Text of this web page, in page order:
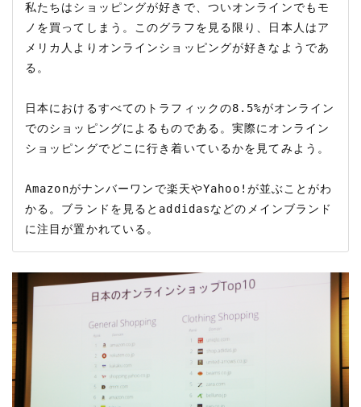
私たちはショッピングが好きで、ついオンラインでもモ
ノを買ってしまう。このグラフを見る限り、日本人はア
メリカ人よりオンラインショッピングが好きなようであ
る。
日本におけるすべてのトラフィックの8.5%がオンライン
でのショッピングによるものである。実際にオンライン
ショッピングでどこに行き着いているかを見てみよう。
Amazonがナンバーワンで楽天やYahoo!が並ぶことがわ
かる。ブランドを見るとaddidasなどのメインブランド